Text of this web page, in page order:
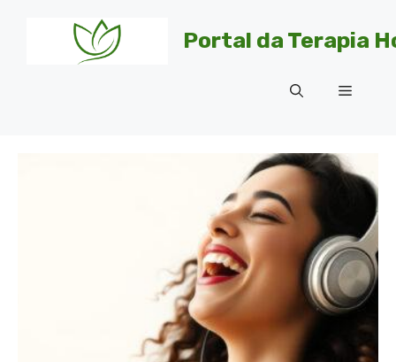
Portal da Terapia
Menu